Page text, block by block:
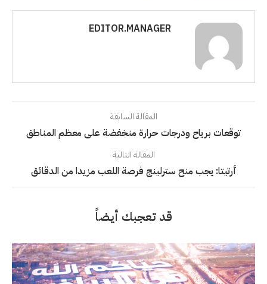
EDITOR.MANAGER
المقالة السابقة
توقعات برياح ودرجات حرارة منخفضة على معظم المناطق
المقالة التالية
أرتيتا: يجب منح سترلينج فرصة اللعب مزيدا من الدقائق
قد تعجبك أيضاً